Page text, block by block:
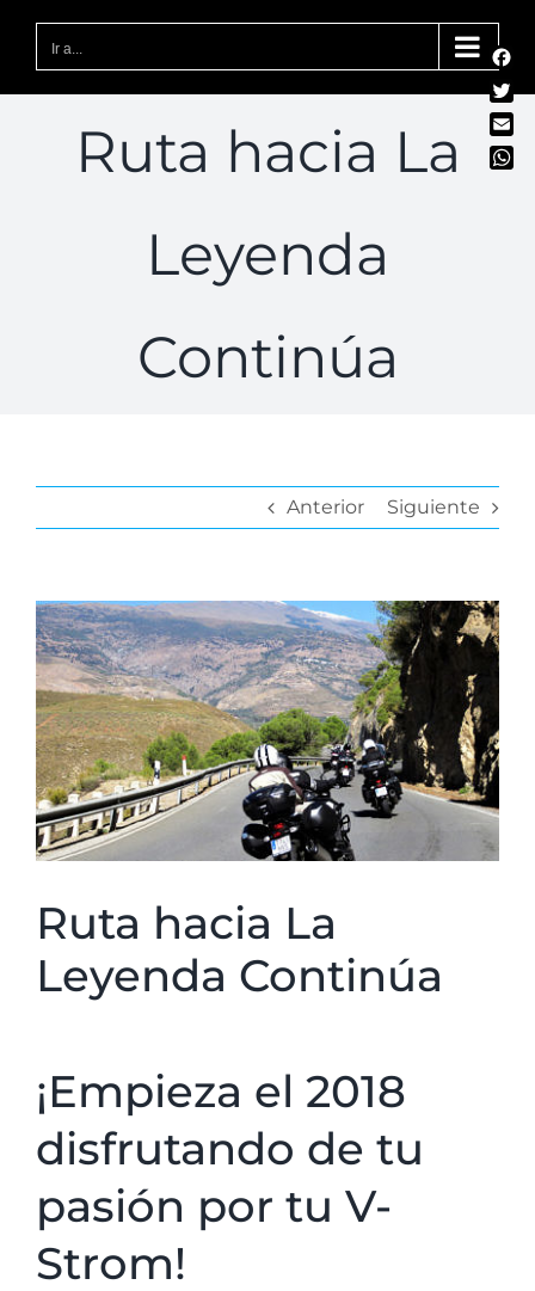
Ir a...
Ruta hacia La
Leyenda
Continúa
Anterior Siguiente
Ver
imagen
más
grande
Ruta hacia La
Leyenda Continúa
¡Empieza el 2018
disfrutando de tu
pasión por tu V-
Strom!